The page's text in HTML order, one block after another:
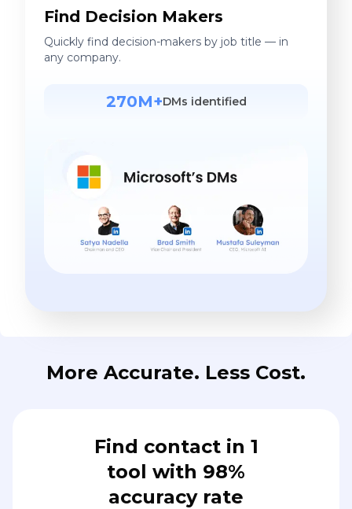
Find Decision Makers
Quickly find decision-makers by job title — in
any company.
270M+DMs identified
More Accurate. Less Cost.
Find contact in 1
tool with 98%
accuracy rate